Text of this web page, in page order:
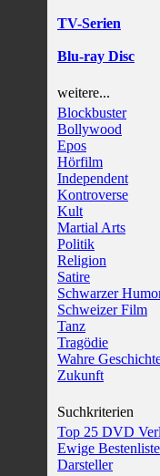
TV-Serien
Blu-ray Disc
weitere...
Blockbuster
Bollywood
Epos
Hörfilm
Independent
Kontroverse
Kult
Martial Arts
Politik
Religion
Satire
Schwarzer
Schweizer Film
Tanz
Tragödie
Wahre
Zukunft
Suchkriterien
Top 25 DVD
Ewige Bestenliste
Darsteller